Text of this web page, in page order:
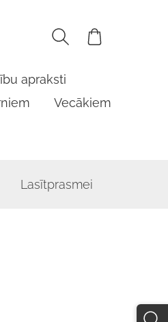
apraksti
Vecākiem
Lasītprasmei